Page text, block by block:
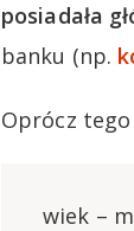
posiadała
banku (np.
Oprócz
wiek –